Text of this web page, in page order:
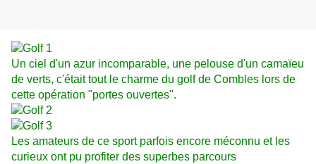
Un ciel d'un azur incomparable, une pelouse d'un camaïeu
de verts, c'était tout le charme du golf de Combles lors de
cette opération "portes ouvertes".
Les amateurs de ce sport parfois encore méconnu et les
curieux ont pu profiter des superbes parcours